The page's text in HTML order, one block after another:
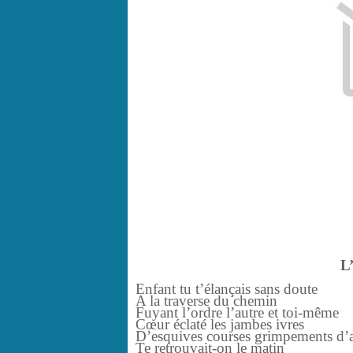
Enfant tu t’élançais sans doute
A la traverse du chemin
Fuyant l’ordre l’autre et toi-même
Cœur éclaté les jambes ivres
D’esquives courses grimpements
Te retrouvait-on le matin